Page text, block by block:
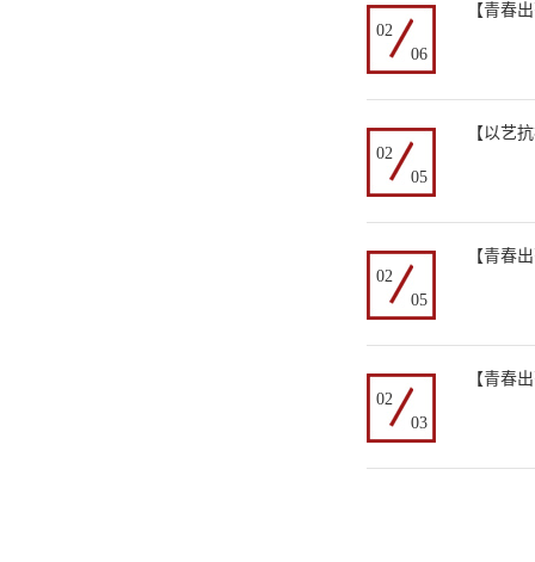
02
06
【青春
02
05
【以艺
02
05
【青春
02
03
【青春